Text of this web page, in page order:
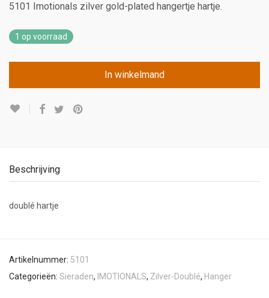
5101 Imotionals zilver gold-plated hangertje hartje.
1 op voorraad
In winkelmand
Beschrijving
doublé hartje
Artikelnummer: 5101
Categorieën: Sieraden, IMOTIONALS, Zilver-Doublé, Hanger